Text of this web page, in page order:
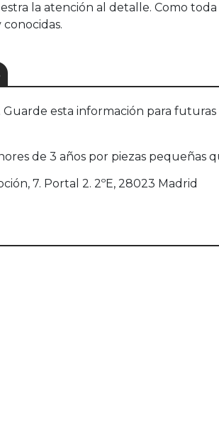
la atención al detalle. Como
esta información para
de 3 años por piezas pequeñas
7. Portal 2. 2ºE, 28023 Madrid